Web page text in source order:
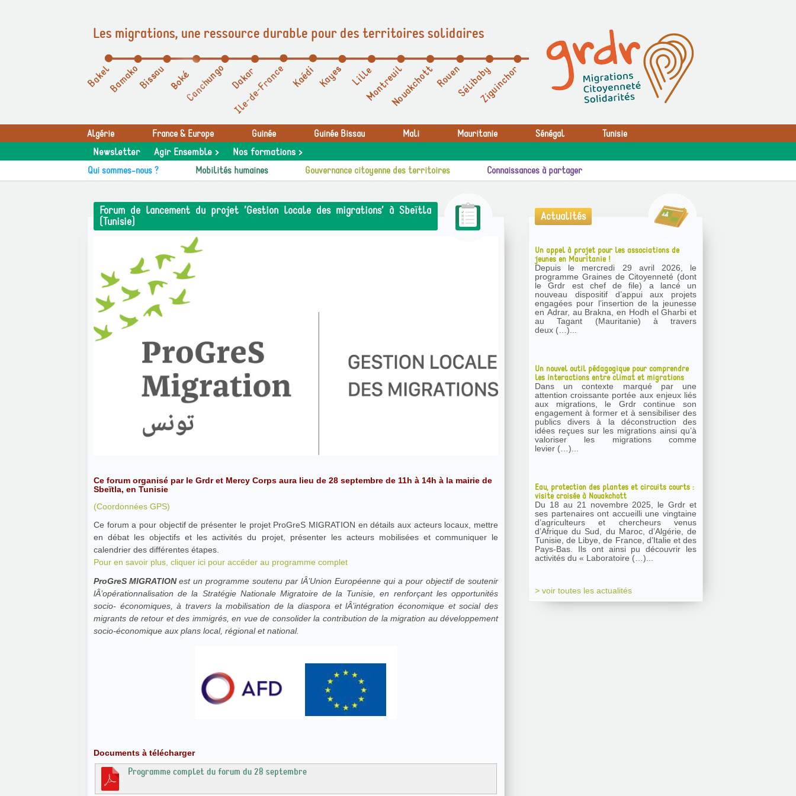
Les migrations, une ressource durable pour des territoires solidaires
Algérie France & Europe Guinée Guinée Bissau Mali Mauritanie Sénégal Tunisie
Newsletter Agir Ensemble > Nos formations >
Qui sommes-nous ? Mobilités humaines Gouvernance citoyenne des territoires Connaissances à partager
Forum de lancement du projet ’Gestion locale des migrations’ à Sbeïtla
(Tunisie)
Ce forum organisé par le Grdr et Mercy Corps aura lieu de 28 septembre de 11h à 14h à la mairie de
Sbeïtla, en Tunisie
(Coordonnées GPS)
Ce forum a pour objectif de présenter le projet ProGreS MIGRATION en détails aux acteurs locaux, mettre
en débat les objectifs et les activités du projet, présenter les acteurs mobilisées et communiquer le
calendrier des différentes étapes.
Pour en savoir plus, cliquer ici pour accéder au programme complet
ProGreS MIGRATIONest un programme soutenu par lÂ’Union Européenne qui a pour objectif de soutenir
lÂ’opérationnalisation de la Stratégie Nationale Migratoire de la Tunisie, en renforçant les opportunités
socio- économiques, à travers la mobilisation de la diaspora et lÂ’intégration économique et social des
migrants de retour et des immigrés, en vue de consolider la contribution de la migration au développement
socio-économique aux plans local, régional et national.
Documents à télécharger
Programme complet du forum du 28 septembre
Actualités
Un appel à projet pour les associations de
jeunes en Mauritanie !
Depuis le mercredi 29 avril 2026, le
programme Graines de Citoyenneté (dont
le Grdr est chef de file) a lancé un
nouveau dispositif d’appui aux projets
engagées pour l’insertion de la jeunesse
en Adrar, au Brakna, en Hodh el Gharbi et
au Tagant (Mauritanie) à travers
deux (…)...
Un nouvel outil pédagogique pour comprendre
les interactions entre climat et migrations
Dans un contexte marqué par une
attention croissante portée aux enjeux liés
aux migrations, le Grdr continue son
engagement à former et à sensibiliser des
publics divers à la déconstruction des
idées reçues sur les migrations ainsi qu’à
valoriser les migrations comme
levier (…)...
Eau, protection des plantes et circuits courts :
visite croisée à Nouakchott
Du 18 au 21 novembre 2025, le Grdr et
ses partenaires ont accueilli une vingtaine
d’agriculteurs et chercheurs venus
d’Afrique du Sud, du Maroc, d’Algérie, de
Tunisie, de Libye, de France, d’Italie et des
Pays-Bas. Ils ont ainsi pu découvrir les
activités du « Laboratoire (…)...
> voir toutes les actualités